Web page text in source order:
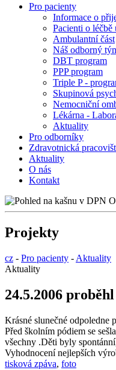
Pro pacienty
Informace o
Pacienti o léčbě
Ambulantní část
Náš odborný
DBT program
PPP program
Triple P -
Skupinová
Nemocniční
Lékárna -
Aktuality
Pro odborníky
Zdravotnická
Aktuality
O nás
Kontakt
Projekty
cz - Pro pacienty - Aktuality
Aktuality
24.5.2006
Krásné slunečné odpoledne
Před školním pódiem se
všechny .Děti byly
Vyhodnocení nejlepších
tisková zpáva, foto